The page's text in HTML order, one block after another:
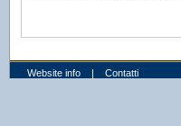
Website info | Contatti